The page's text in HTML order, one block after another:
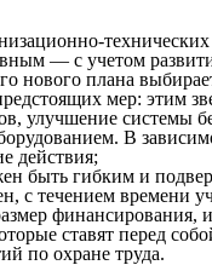
— с учетом
нового плана
мер: этим
улучшение системы
В
действия;
быть гибким и
с течением времени
финансирования,
ставят перед
по охране труда.